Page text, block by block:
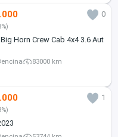
0
Horn Crew Cab 4x4 3.6 Aut
83000 km
1